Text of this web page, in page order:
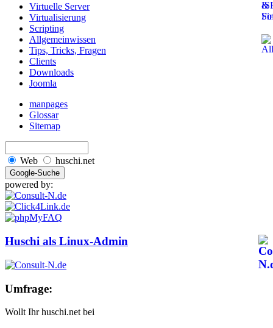
Virtuelle Server
Virtualisierung
Scripting
Allgemeinwissen
Tips, Tricks, Fragen
Clients
Downloads
Joomla
manpages
Glossar
Sitemap
Web huschi.net
powered by:
Huschi als Linux-Admin
Umfrage:
Wollt Ihr huschi.net bei